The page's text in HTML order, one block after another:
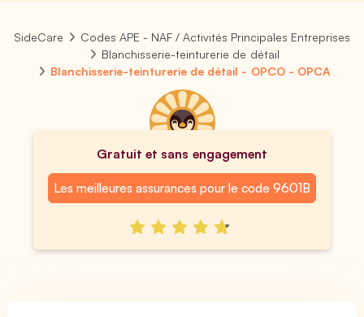
SideCare
Codes APE - NAF / Activités Principales Entreprises
Blanchisserie-teinturerie de détail
Blanchisserie-teinturerie de détail - OPCO - OPCA
Gratuit et sans engagement
Les meilleures assurances pour le code 9601B